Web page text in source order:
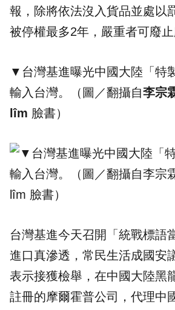
報，除將依法沒入貨品並處以
被停權最多2年，嚴重者可廢止
▼ 台灣基進曝光中國大陸「特
輸入台灣。（圖／翻攝自李宗
lîm 臉書）
台灣基進今天召開「 統戰標語
進口真滲透，常民生活成國安
表示接獲檢舉，在中國大陸黑
註冊的摩爾霍普公司，代理中